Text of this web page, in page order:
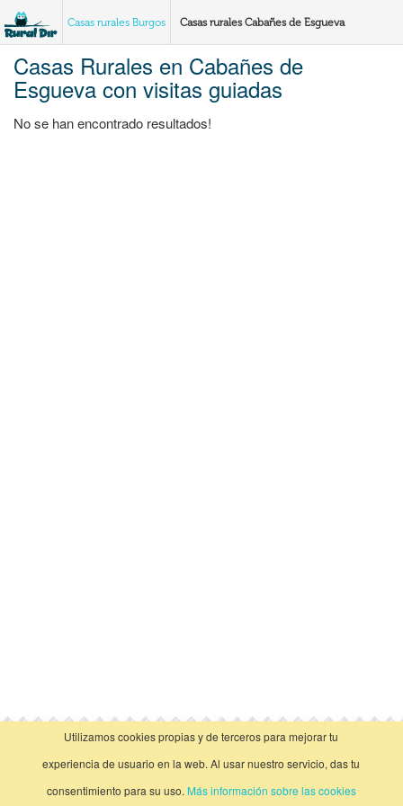
Casas rurales Burgos Casas rurales Cabañes de Esgueva
Casas Rurales en Cabañes de
Esgueva con visitas guiadas
No se han encontrado resultados!
Utilizamos cookies propias y de terceros para mejorar tu
experiencia de usuario en la web. Al usar nuestro servicio, das tu
consentimiento para su uso. Más información sobre las cookies
vista clásica